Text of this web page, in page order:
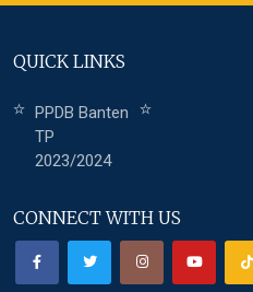
QUICK LINKS
PPDB Banten
TP
2023/2024
CONNECT WITH US